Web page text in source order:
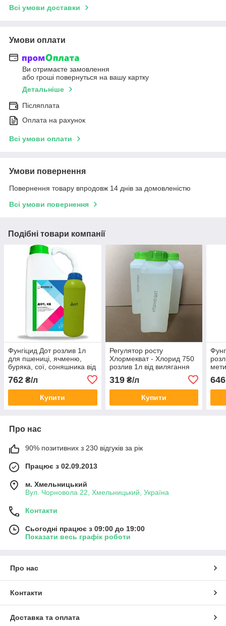
Всі умови доставки
Умови оплати
Ви отримаєте замовлення
або гроші повернуться на вашу картку
Детальніше
Післяплата
Оплата на рахунок
Всі умови оплати
Умови повернення
Повернення товару впродовж 14 днів за домовленістю
Всі умови повернення
Подібні товари компанії
Фунгіцид Дот розлив 1л
для пшениці, ячменю,
буряка, сої, соняшника від
септоріозу, плямистостей
листя
762 ₴/л
Купити
Регулятор росту
Хлормекват - Хлорид 750
розлив 1л від вилягання
(пшениця, ячмінь)
319₴/л
Купити
646
Про нас
90% позитивних з 230 відгуків за рік
Працює з 02.09.2013
м. Хмельницький
Вул. Чорновола 22, Хмельницький, Україна
Контакти
Сьогодні працює з 09:00 до 19:00
Показати весь графік роботи
Про нас
Контакти
Доставка та оплата